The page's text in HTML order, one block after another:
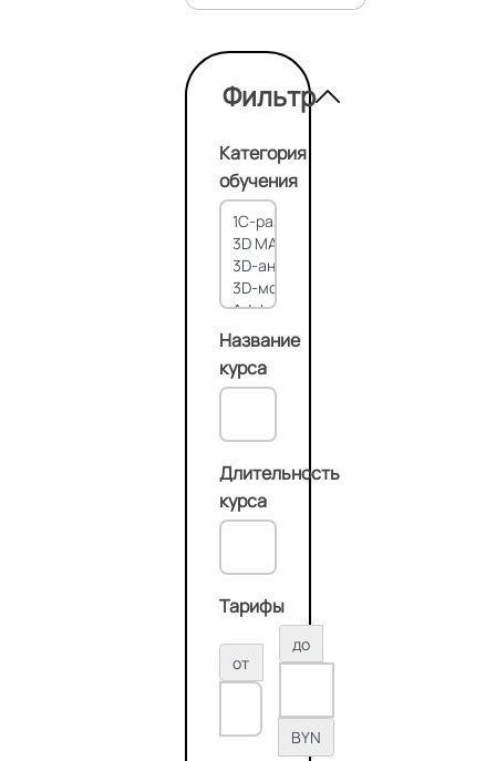
Фильтр
Категория
обучения
Название
курса
Длительность
курса
Тарифы
от
до
BYN